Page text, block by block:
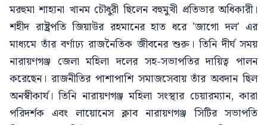
মরহুমা শাহানা খানম চৌধুরী ছিলেন বহুমুখী প্রতিভার অধিকারী।
শহীদ রাষ্ট্রপতি জিয়াউর রহমানের হাত ধরে 'জাগো দল' এর
মাধ্যমে তাঁর বর্ণাঢ্য রাজনৈতিক জীবনের শুরু। তিনি দীর্ঘ সময়
নারায়ণগঞ্জ জেলা মহিলা দলের সহ-সভাপতির দায়িত্ব পালন
করেছেন। রাজনীতির পাশাপাশি সমাজসেবায় তাঁর অবদান ছিল
অনস্বীকার্য। তিনি নারায়ণগঞ্জ মহিলা সংস্থার চেয়ারম্যান, কারা
পরিদর্শক এবং লায়োনেস ক্লাব নারায়ণগঞ্জ সিটির সভাপতি